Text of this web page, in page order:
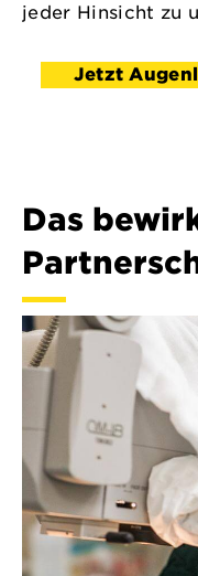
jeder Hinsicht zu
Jetzt
Das